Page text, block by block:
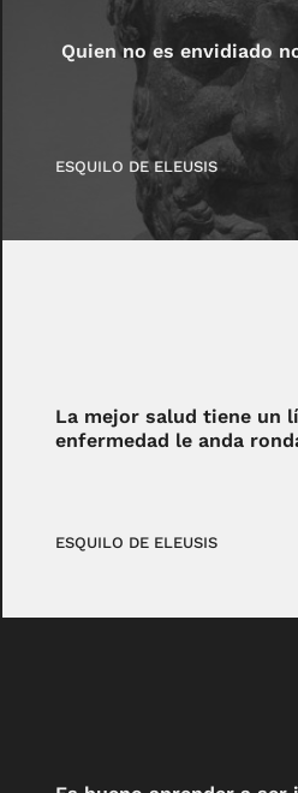
Quien no es envidiado
ESQUILO DE ELEUSIS
La mejor salud tiene un
enfermedad le anda
ESQUILO DE ELEUSIS